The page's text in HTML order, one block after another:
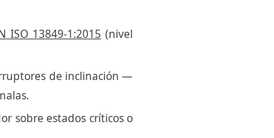
ISO 13849‑1:2015 (nivel
de inclinación —
sobre estados críticos o